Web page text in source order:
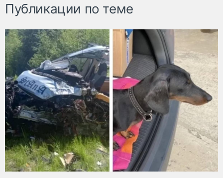
Публикации по теме